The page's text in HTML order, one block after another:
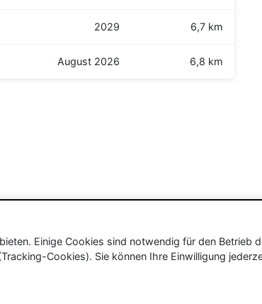
2029 6,7 km
August 2026 6,8 km
Einige Cookies sind notwendig für den Betrieb
Cookies). Sie können Ihre Einwilligung